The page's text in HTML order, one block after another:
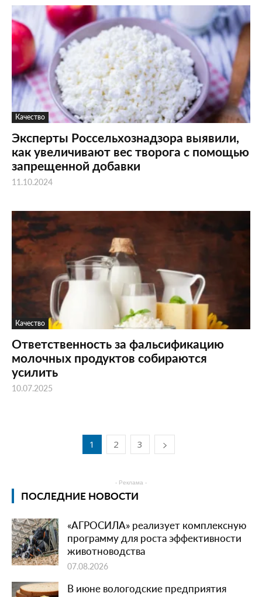
Качество
Эксперты Россельхознадзора выявили,
как увеличивают вес творога с помощью
запрещенной добавки
11.10.2024
Качество
Ответственность за фальсификацию
молочных продуктов собираются
усилить
10.07.2025
1 2 3
- Реклама -
ПОСЛЕДНИЕ НОВОСТИ
«АГРОСИЛА» реализует комплексную
программу для роста эффективности
животноводства
07.08.2026
В июне вологодские предприятия